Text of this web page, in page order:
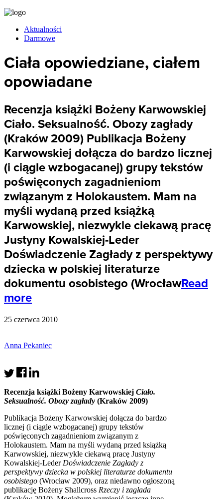
Aktualności
Darmowe
Ciała opowiedziane, ciałem
opowiadane
Recenzja książki Bożeny Karwowskiej
Ciało. Seksualność. Obozy zagłady
(Kraków 2009) Publikacja Bożeny
Karwowskiej dołącza do bardzo licznej
(i ciągle wzbogacanej) grupy tekstów
poświęconych zagadnieniom
związanym z Holokaustem. Mam na
myśli wydaną przed książką
Karwowskiej, niezwykle ciekawą pracę
Justyny Kowalskiej-Leder
Doświadczenie Zagłady z perspektywy
dziecka w polskiej literaturze
dokumentu osobistego (WrocławRead
more
25 czerwca 2010
Anna Pekaniec
Recenzja książki Bożeny Karwowskiej Ciało.
Seksualność. Obozy zagłady (Kraków 2009)
Publikacja Bożeny Karwowskiej dołącza do bardzo
licznej (i ciągle wzbogacanej) grupy tekstów
poświęconych zagadnieniom związanym z
Holokaustem. Mam na myśli wydaną przed książką
Karwowskiej, niezwykle ciekawą pracę Justyny
Kowalskiej-Leder Doświadczenie Zagłady z
perspektywy dziecka w polskiej literaturze dokumentu
osobistego (Wrocław 2009), oraz niedawno ogłoszoną
publikację Bożeny Shallcross Rzeczy i zagłada